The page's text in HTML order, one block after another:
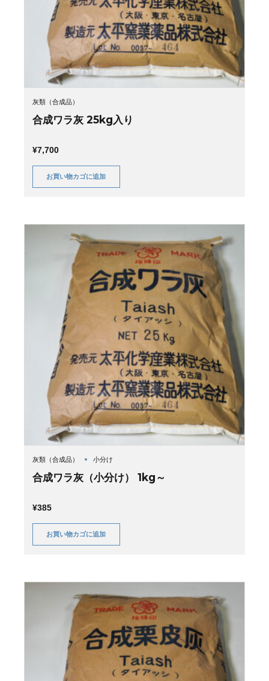
灰類（合成品）
合成ワラ灰 25kg入り
¥7,700
お買い物カゴに追加
灰類（合成品） 小分け
合成ワラ灰（小分け） 1kg～
¥385
お買い物カゴに追加